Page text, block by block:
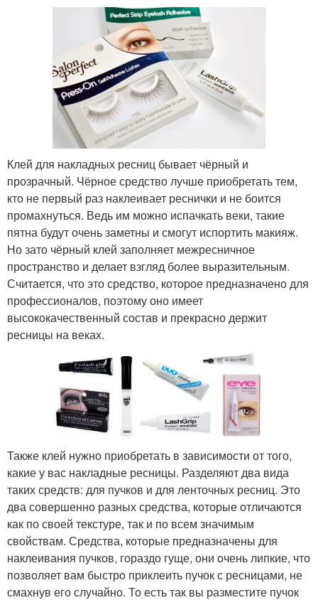
Клей для накладных ресниц бывает чёрный и
прозрачный. Чёрное средство лучше приобретать тем,
кто не первый раз наклеивает реснички и не боится
промахнуться. Ведь им можно испачкать веки, такие
пятна будут очень заметны и смогут испортить макияж.
Но зато чёрный клей заполняет межресничное
пространство и делает взгляд более выразительным.
Считается, что это средство, которое предназначено для
профессионалов, поэтому оно имеет
высококачественный состав и прекрасно держит
ресницы на веках.
Также клей нужно приобретать в зависимости от того,
какие у вас накладные ресницы. Разделяют два вида
таких средств: для пучков и для ленточных ресниц. Это
два совершенно разных средства, которые отличаются
как по своей текстуре, так и по всем значимым
свойствам. Средства, которые предназначены для
наклеивания пучков, гораздо гуще, они очень липкие, что
позволяет вам быстро приклеить пучок с ресницами, не
смахнув его случайно. То есть так вы разместите пучок